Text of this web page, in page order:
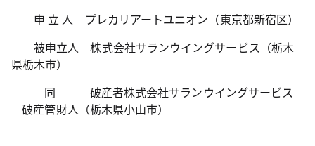
申 立 人 プレカリアートユニオン （東京都新宿区）
被申立人 株式会社サランウイングサービス（栃木
県栃木市）
同 破産者株式会社サランウイングサービス
破産管財人（栃木県小山市）